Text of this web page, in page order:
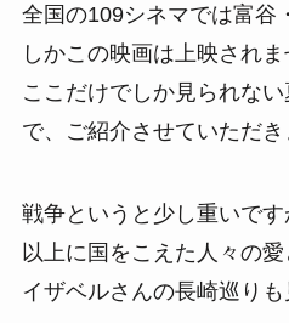
全国の109シネマでは富谷
しかこの映画は上映されま
ここだけでしか見られな
で、ご紹介させていただき
戦争というと少し重いで
以上に国をこえた人々の愛
イザベルさんの長崎巡りも